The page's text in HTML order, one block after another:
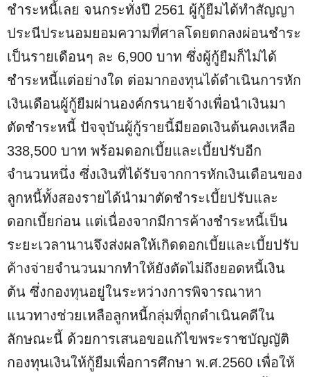
ชำระหนี้เลย จนกระทั่งปี 2561 ผู้กู้ยืมได้ทำสัญญา
ประนีประนอมยอมความที่ศาลโดยตกลงผ่อนชำระ
เป็นรายเดือนๆ ละ 6,900 บาท ซึ่งผู้กู้ยืมก็ไม่ได้
ชำระหนี้แต่อย่างใด ต่อมากองทุนได้ดำเนินการหัก
เงินเดือนผู้กู้ยืมผ่านองค์กรนายจ้างเพื่อนำเงินมา
ตัดชำระหนี้ ปัจจุบันผู้กู้รายนี้มียอดเงินต้นคงเหลือ
338,500 บาท พร้อมดอกเบี้ยและเบี้ยปรับอีก
จำนวนหนึ่ง ซึ่งเงินที่ได้รับจากการหักเงินเดือนของ
ลูกหนี้ทั้งสองรายได้นำมาตัดชำระเบี้ยปรับและ
ดอกเบี้ยก่อน แต่เนื่องจากมีการค้างชำระหนี้เป็น
ระยะเวลานานจึงส่งผลให้เกิดดอกเบี้ยและเบี้ยปรับ
ค้างจ่ายจำนวนมากทำให้ยังตัดไม่ถึงยอดหนี้เงิน
ต้น ซึ่งกองทุนอยู่ในระหว่างการพิจารณาหา
แนวทางช่วยเหลือลูกหนี้กลุ่มที่ถูกดำเนินคดีใน
ลักษณะนี้ ด้วยการเสนอขอแก้ไขพระราชบัญญัติ
กองทุนเงินให้กู้ยืมเพื่อการศึกษา พ.ศ.2560 เพื่อให้